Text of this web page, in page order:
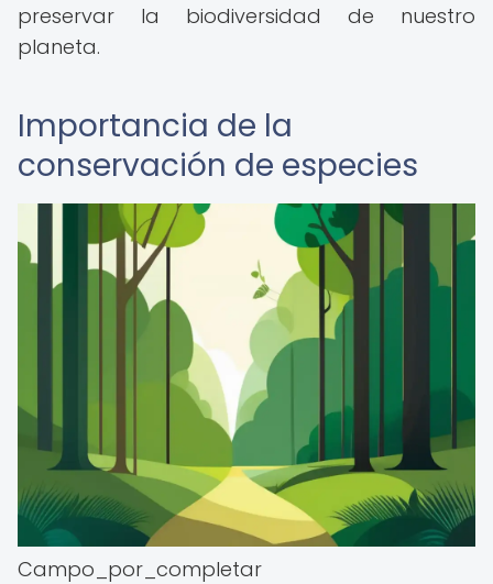
preservar la biodiversidad de nuestro
planeta.
Importancia de la
conservación de especies
Campo_por_completar